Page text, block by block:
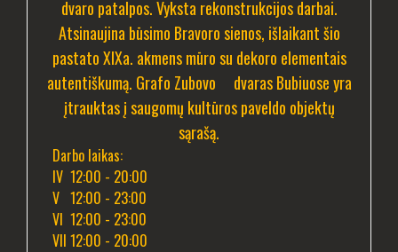
dvaro patalpos. Vyksta rekonstrukcijos darbai.
Atsinaujina būsimo Bravoro sienos, išlaikant šio
pastato XIXa. akmens mūro su dekoro elementais
autentiškumą. Grafo Zubovo dvaras Bubiuose yra
įtrauktas į saugomų kultūros paveldo objektų
sąrašą.
Darbo laikas:
IV 12:00 - 20:00
V 12:00 - 23:00
VI 12:00 - 23:00
VII 12:00 - 20:00